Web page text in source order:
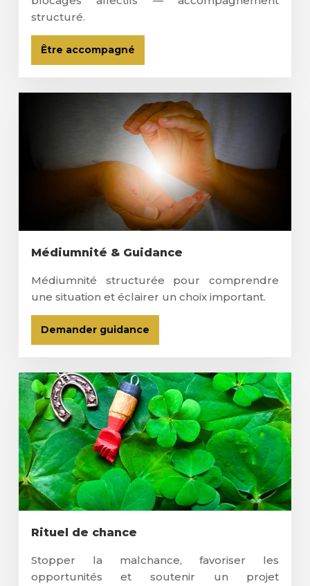
structuré.
Être accompagné
Médiumnité & Guidance
Médiumnité structurée pour comprendre
une situation et éclairer un choix important.
Demander guidance
Rituel de chance
Stopper la malchance, favoriser les
opportunités et soutenir un projet